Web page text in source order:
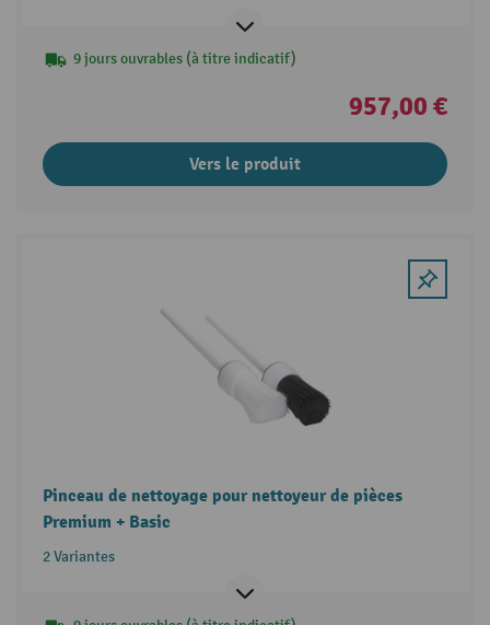
9 jours ouvrables (à titre indicatif)
957,00 €
Vers le produit
Pinceau de nettoyage pour nettoyeur de pièces
Premium + Basic
2 Variantes